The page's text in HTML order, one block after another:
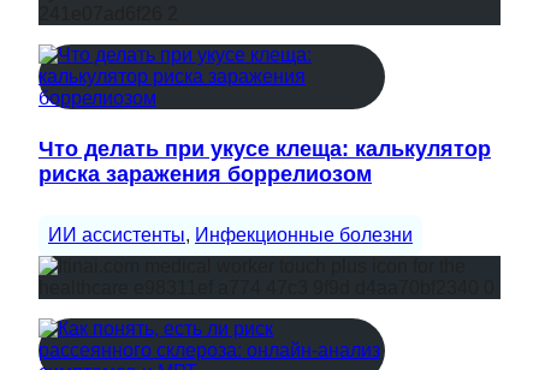
Что делать при укусе клеща: калькулятор
риска заражения боррелиозом
ИИ ассистенты, Инфекционные болезни